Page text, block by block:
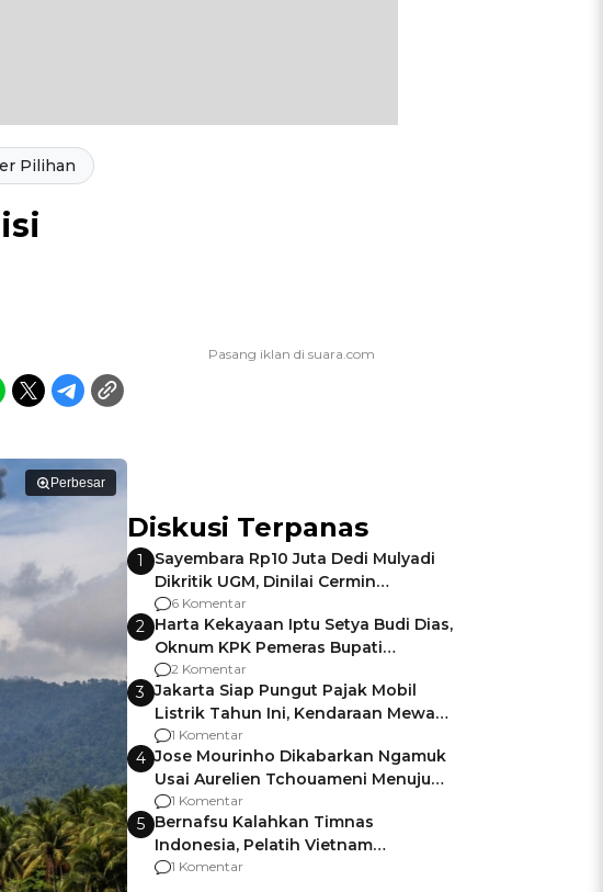
Pilihan
Perbesar
Diskusi Terpanas
1
Sayembara Rp10 Juta Dedi Mulyadi
Dikritik UGM, Dinilai Cermin
Gagalnya Negara Jamin Keamanan
6 Komentar
2 Harta Kekayaan Iptu Setya Budi Dias,
Oknum KPK Pemeras Bupati
Pemalang
2 Komentar
3 Jakarta Siap Pungut Pajak Mobil
Listrik Tahun Ini, Kendaraan Mewah
Kena hingga 75% PKB
1 Komentar
4 Jose Mourinho Dikabarkan Ngamuk
Usai Aurelien Tchouameni Menuju
Manchester United
1 Komentar
5 Bernafsu Kalahkan Timnas
Indonesia, Pelatih Vietnam
Berencana Pakai Jimat di Pakansari
1 Komentar